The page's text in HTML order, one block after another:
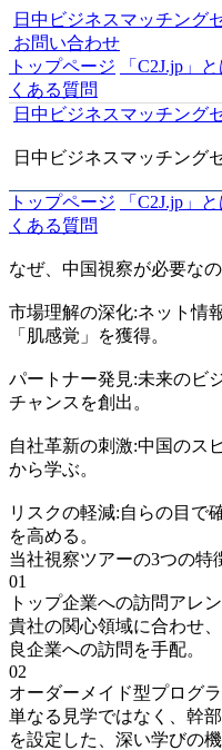
日中ビジネスマッチング
お問い合わせ
トップページ
「C2J.jp」
くある質問
日中ビジネスマッチング
日中ビジネスマッチング
トップページ 「C2J.jp」
くある質問
なぜ、中国視察が必要なの
市場理解の深化:ネット情
「肌感覚」を獲得。
パートナー発見:未来のビ
チャンスを創出。
自社革新の刺激:中国のス
から学ぶ。
リスクの軽減:自らの目で
を高める。
当社視察ツアーの3つの特
01
トップ企業への訪問アレ
貴社の関心領域に合わせ
良企業への訪問を手配。
02
オーダーメイド型プログ
単なる見学ではなく、幹
を設定した、深い学びの機